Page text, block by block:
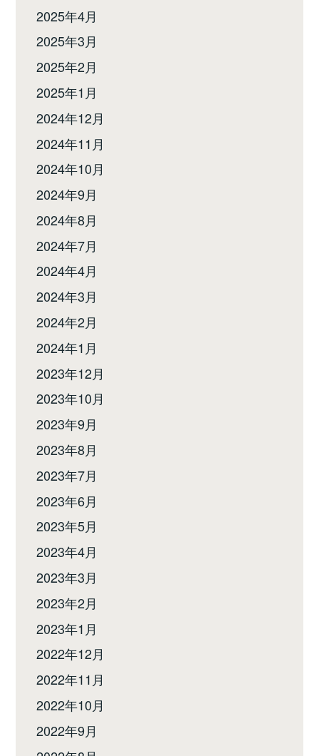
2025年4月
2025年3月
2025年2月
2025年1月
2024年12月
2024年11月
2024年10月
2024年9月
2024年8月
2024年7月
2024年4月
2024年3月
2024年2月
2024年1月
2023年12月
2023年10月
2023年9月
2023年8月
2023年7月
2023年6月
2023年5月
2023年4月
2023年3月
2023年2月
2023年1月
2022年12月
2022年11月
2022年10月
2022年9月